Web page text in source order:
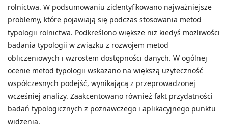
rolnictwa. W podsumowaniu zidentyfikowano najważniejsze
problemy, które pojawiają się podczas stosowania metod
typologii rolnictwa. Podkreślono większe niż kiedyś możliwości
badania typologii w związku z rozwojem metod
obliczeniowych i wzrostem dostępności danych. W ogólnej
ocenie metod typologii wskazano na większą użyteczność
współczesnych podejść, wynikającą z przeprowadzonej
wcześniej analizy. Zaakcentowano również fakt przydatności
badań typologicznych z poznawczego i aplikacyjnego punktu
widzenia.